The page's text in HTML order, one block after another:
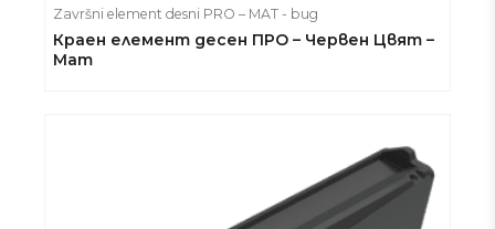
Završni element desni PRO – MAT - bug
Краен елемент десен ПРО – Червен Цвят –
Мат